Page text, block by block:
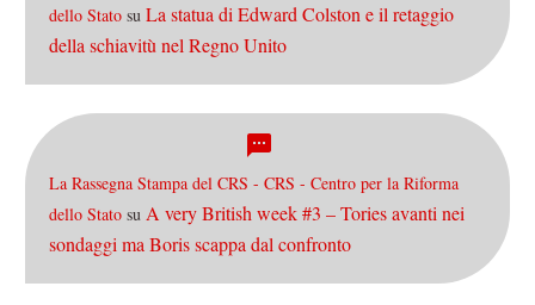
dello Stato su La statua di Edward Colston e il retaggio
della schiavitù nel Regno Unito
La Rassegna Stampa del CRS - CRS - Centro per la Riforma
dello Stato su A very British week #3 – Tories avanti nei
sondaggi ma Boris scappa dal confronto